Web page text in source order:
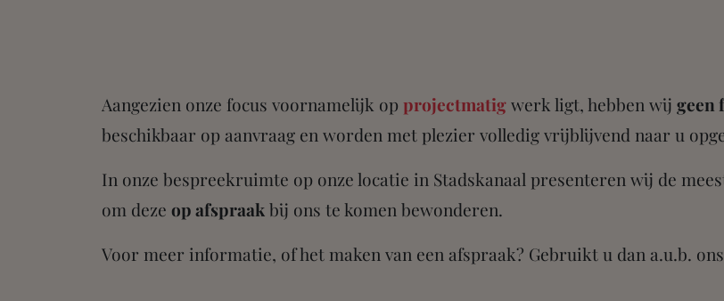
Aangezien onze focus voornamelijk op projectmatigwerk ligt, hebben wij geen
beschikbaar op aanvraag en worden met plezier volledig vrijblijvend naar u
In onze bespreekruimte op onze locatie in Stadskanaal presenteren wij de
om deze op afspraakbij ons te komen bewonderen.
Voor meer informatie, of het maken van een afspraak? Gebruikt u dan a.u.b. ons